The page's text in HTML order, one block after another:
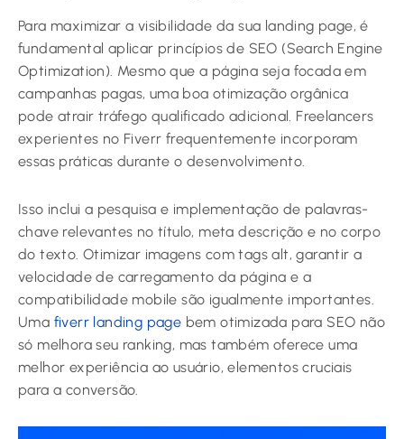
Para maximizar a visibilidade da sua landing page, é
fundamental aplicar princípios de SEO (Search Engine
Optimization). Mesmo que a página seja focada em
campanhas pagas, uma boa otimização orgânica
pode atrair tráfego qualificado adicional. Freelancers
experientes no Fiverr frequentemente incorporam
essas práticas durante o desenvolvimento.
Isso inclui a pesquisa e implementação de palavras-
chave relevantes no título, meta descrição e no corpo
do texto. Otimizar imagens com tags alt, garantir a
velocidade de carregamento da página e a
compatibilidade mobile são igualmente importantes.
Uma fiverr landing page bem otimizada para SEO não
só melhora seu ranking, mas também oferece uma
melhor experiência ao usuário, elementos cruciais
para a conversão.